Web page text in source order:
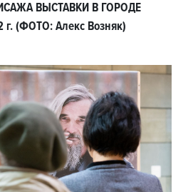
ВЫСТАВКИ В ГОРОДЕ
г. (ФОТО: Алекс Возняк)